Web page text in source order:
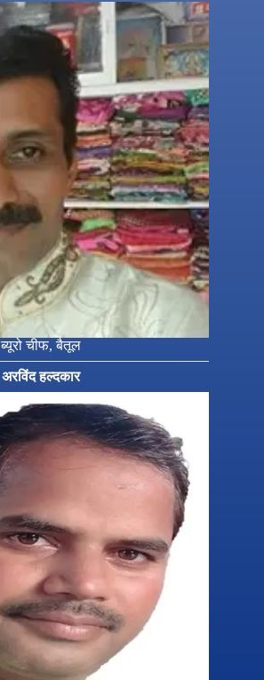
ब्यूरो चीफ, बैतूल
अरविंद हल्दकार